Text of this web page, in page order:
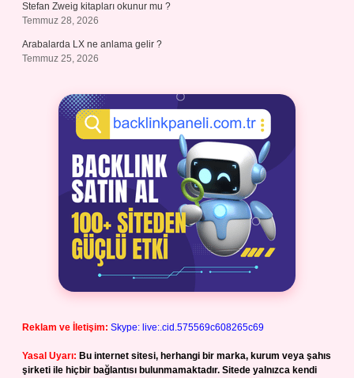
Stefan Zweig kitapları okunur mu ?
Temmuz 28, 2026
Arabalarda LX ne anlama gelir ?
Temmuz 25, 2026
Reklam ve İletişim: Skype: live:.cid.575569c608265c69
Yasal Uyarı: Bu internet sitesi, herhangi bir marka, kurum veya şahıs
şirketi ile hiçbir bağlantısı bulunmamaktadır. Sitede yalnızca kendi